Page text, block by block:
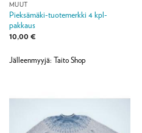
MUUT
Pieksämäki-tuotemerkki 4 kpl-
pakkaus
10,00 €
Jälleenmyyjä: Taito Shop